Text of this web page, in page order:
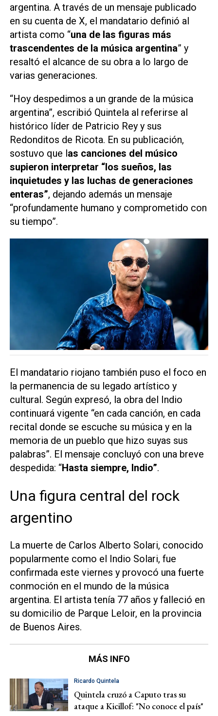
argentina. A través de un mensaje publicado
en su cuenta de X, el mandatario definió al
artista como “una de las figuras más
trascendentes de la música argentina” y
resaltó el alcance de su obra a lo largo de
varias generaciones.
“Hoy despedimos a un grande de la música
argentina”, escribió Quintela al referirse al
histórico líder de Patricio Rey y sus
Redonditos de Ricota. En su publicación,
sostuvo que las canciones del músico
supieron interpretar “los sueños, las
inquietudes y las luchas de generaciones
enteras”, dejando además un mensaje
“profundamente humano y comprometido con
su tiempo”.
El mandatario riojano también puso el foco en
la permanencia de su legado artístico y
cultural. Según expresó, la obra del Indio
continuará vigente “en cada canción, en cada
recital donde se escuche su música y en la
memoria de un pueblo que hizo suyas sus
palabras”. El mensaje concluyó con una breve
despedida: “Hasta siempre, Indio”.
Una figura central del rock
argentino
La muerte de Carlos Alberto Solari, conocido
popularmente como el Indio Solari, fue
confirmada este viernes y provocó una fuerte
conmoción en el mundo de la música
argentina. El artista tenía 77 años y falleció en
su domicilio de Parque Leloir, en la provincia
de Buenos Aires.
MÁS INFO
Ricardo Quintela
Quintela cruzó a Caputo tras su
ataque a Kicillof: "No conoce el país"